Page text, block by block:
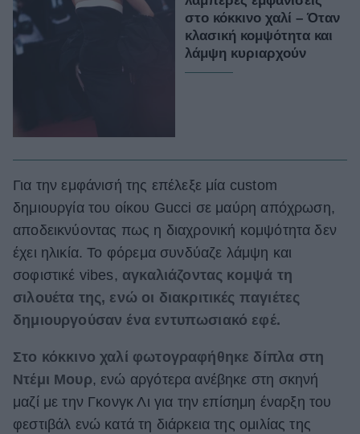
στο κόκκινο χαλί – Όταν
κλασική κομψότητα και
λάμψη κυριαρχούν
Για την εμφάνισή της επέλεξε μία custom
δημιουργία του οίκου Gucci σε μαύρη απόχρωση,
αποδεικνύοντας πως η διαχρονική κομψότητα δεν
έχει ηλικία. Το φόρεμα συνδύαζε λάμψη και
σοφιστικέ vibes, αγκαλιάζοντας κομψά τη
σιλουέτα της, ενώ οι διακριτικές παγιέτες
δημιουργούσαν ένα εντυπωσιακό εφέ.
Στο κόκκινο χαλί φωτογραφήθηκε δίπλα στη
Ντέμι Μουρ, ενώ αργότερα ανέβηκε στη σκηνή
μαζί με την Γκονγκ Λι για την επίσημη έναρξη του
φεστιβάλ ενώ κατά τη διάρκεια της ομιλίας της